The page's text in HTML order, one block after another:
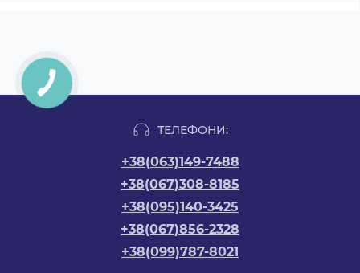
ТЕЛЕФОНИ:
+38(063)149-7488
+38(067)308-8185
+38(095)140-3425
+38(067)856-2328
+38(099)787-8021